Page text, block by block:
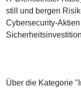
still und bergen
Cybersecurity-
Über die Kategorie